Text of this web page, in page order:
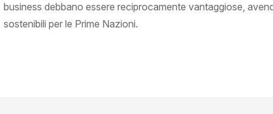
business debbano essere reciprocamente vantaggiose,
sostenibili per le Prime Nazioni.